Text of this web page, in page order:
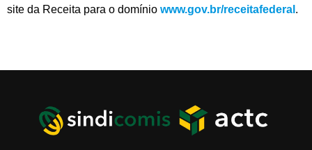
site da Receita para o domínio www.gov.br/receitafederal .